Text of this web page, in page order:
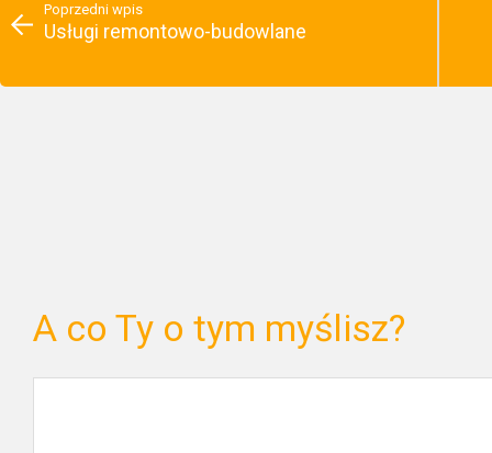
Poprzedni wpis
Usługi remontowo-budowlane
A co Ty o tym myślisz?